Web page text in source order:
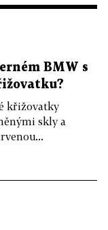
BMW s
křižovatky
skly a